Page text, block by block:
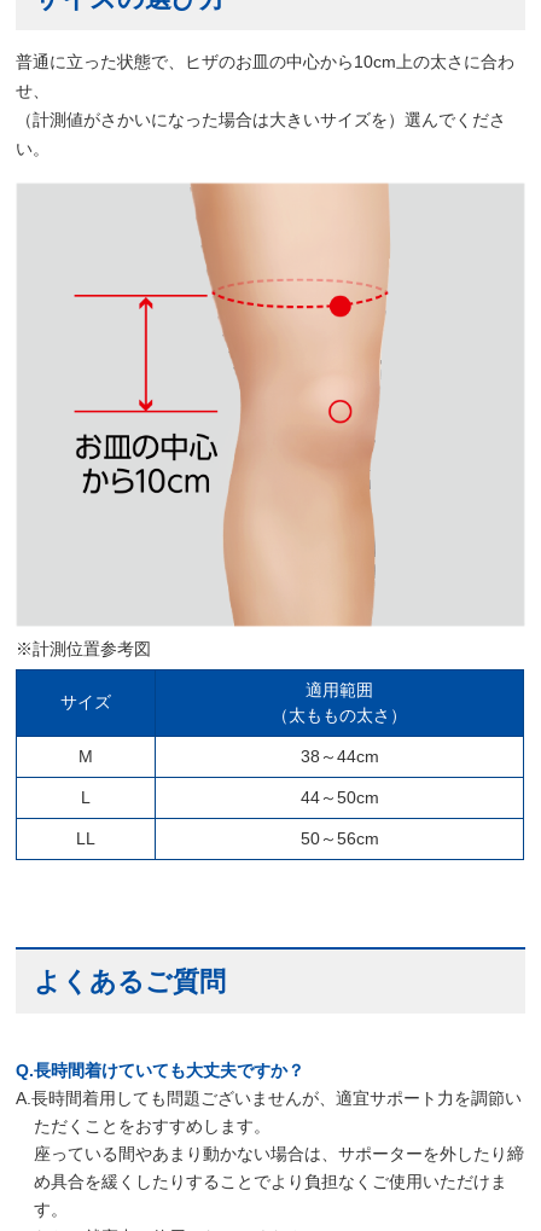
普通に立った状態で、ヒザのお皿の中心から10cm上の太さに合わ
せ、
（計測値がさかいになった場合は大きいサイズを）選んでくださ
い。
※計測位置参考図
サイズ
適用範囲
（太ももの太さ）
M 38～44cm
L 44～50cm
LL 50～56cm
よくあるご質問
Q.長時間着けていても大丈夫ですか？
A.長時間着用しても問題ございませんが、適宜サポート力を調節い
ただくことをおすすめします。
座っている間やあまり動かない場合は、サポーターを外したり締
め具合を緩くしたりすることでより負担なくご使用いただけま
す。